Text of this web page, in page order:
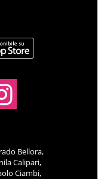
Bellora,
Calipari,
Ciambi,